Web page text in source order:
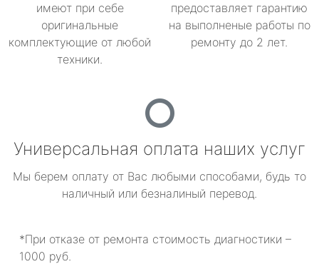
имеют при себе
оригинальные
комплектующие от любой
техники.
предоставляет гарантию
на выполненые работы по
ремонту до 2 лет.
Универсальная оплата наших услуг
Мы берем оплату от Вас любыми способами, будь то
наличный или безналиный перевод.
*При отказе от ремонта стоимость диагностики –
1000 руб.